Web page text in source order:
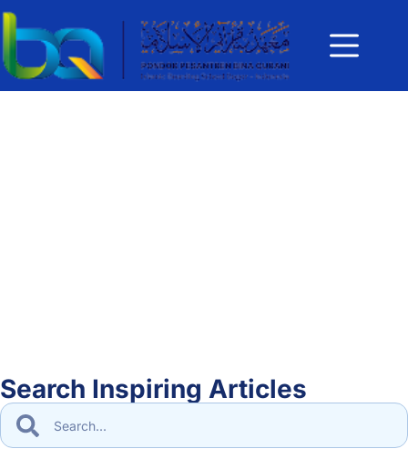
Search Inspiring Articles